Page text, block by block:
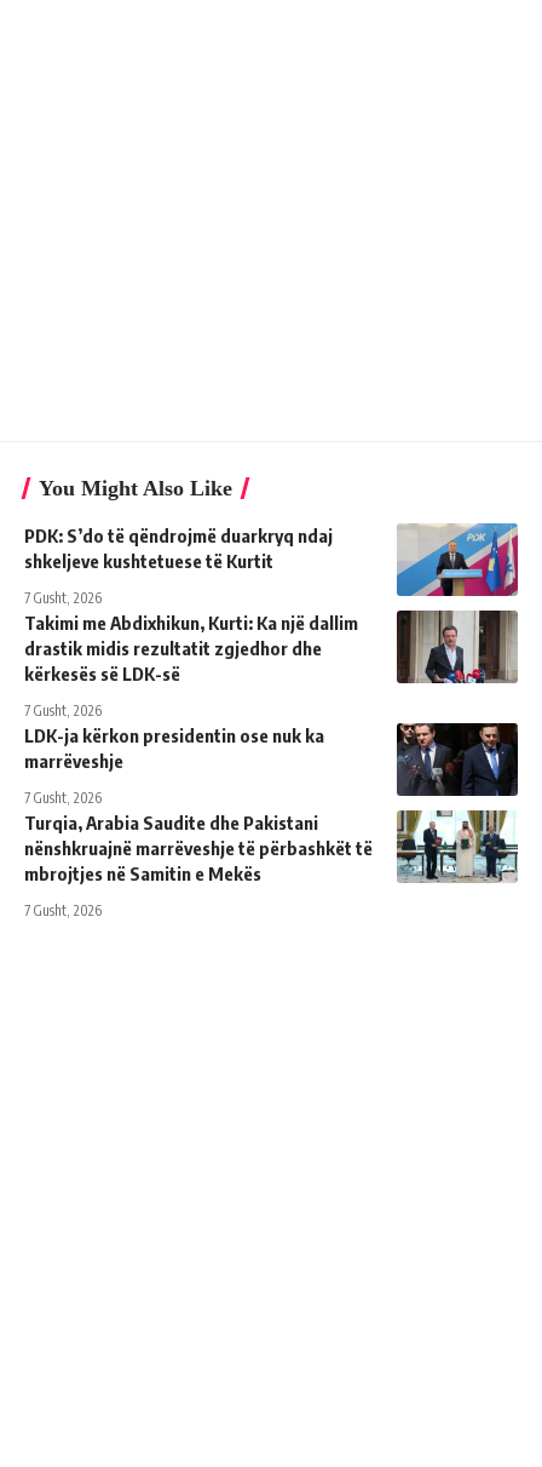
You Might Also Like
PDK: S’do të qëndrojmë duarkryq ndaj
shkeljeve kushtetuese të Kurtit
7 Gusht, 2026
Takimi me Abdixhikun, Kurti: Ka një dallim
drastik midis rezultatit zgjedhor dhe
kërkesës së LDK-së
7 Gusht, 2026
LDK-ja kërkon presidentin ose nuk ka
marrëveshje
7 Gusht, 2026
Turqia, Arabia Saudite dhe Pakistani
nënshkruajnë marrëveshje të përbashkët të
mbrojtjes në Samitin e Mekës
7 Gusht, 2026